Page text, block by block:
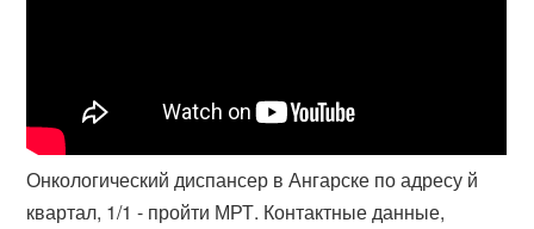
Онкологический диспансер в Ангарске по адресу й
квартал, 1/1 - пройти МРТ. Контактные данные,